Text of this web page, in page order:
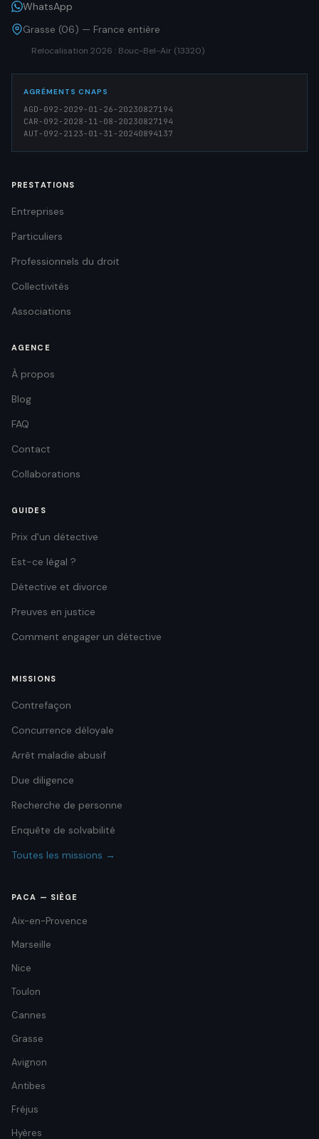
WhatsApp
Grasse (06) — France entière
Relocalisation 2026 : Bouc-Bel-Air (13320)
AGRÉMENTS CNAPS
AGD-092-2029-01-26-20230827194
CAR-092-2028-11-08-20230827194
AUT-092-2123-01-31-20240894137
PRESTATIONS
Entreprises
Particuliers
Professionnels du droit
Collectivités
Associations
AGENCE
À propos
Blog
FAQ
Contact
Collaborations
GUIDES
Prix d'un détective
Est-ce légal ?
Détective et divorce
Preuves en justice
Comment engager un détective
MISSIONS
Contrefaçon
Concurrence déloyale
Arrêt maladie abusif
Due diligence
Recherche de personne
Enquête de solvabilité
Toutes les missions →
PACA — SIÈGE
Aix-en-Provence
Marseille
Nice
Toulon
Cannes
Grasse
Avignon
Antibes
Fréjus
Hyères